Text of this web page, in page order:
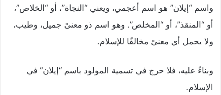
واسم “إيلان” هو اسم أعجمي، ويعني “النجاة”، أو “الخلاص”،
أو “المنقذ”، أو “المخلص”. وهو اسم ذو معنىً جميل، وطيب،
ولا يحمل أي معنىً مخالفًا للإسلام.
وبناءً عليه، فلا حرج في تسمية المولود باسم “إيلان” في
الإسلام.